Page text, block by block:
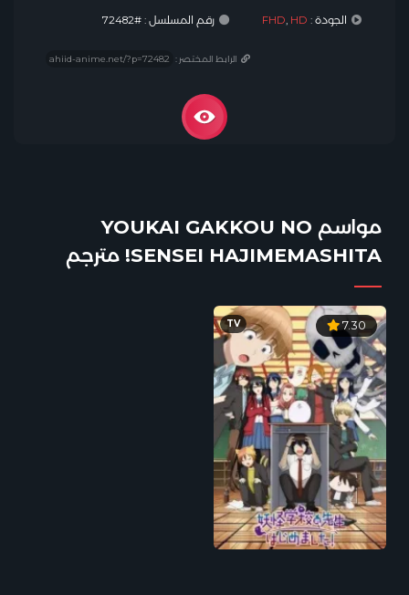
الجودة : FHD, HD رقم المسلسل : #72482
الرابط المختصر :
مواسم YOUKAI GAKKOU NO
SENSEI HAJIMEMASHITA! مترجم
TV 7.30